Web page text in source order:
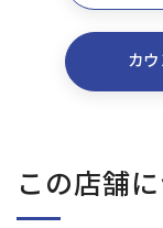
カ
この店舗